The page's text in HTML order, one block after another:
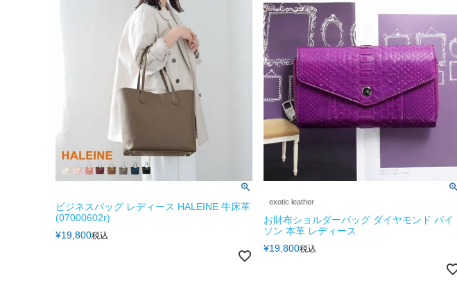
ビジネスバッグ レディース HALEINE 牛床革
(07000602r)
¥19,800税込
exotic leather
お財布ショルダーバッグ ダイヤモンド パイ
ソン 本革 レディース
¥19,800税込